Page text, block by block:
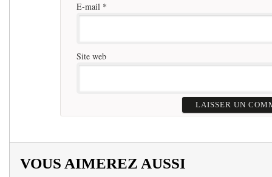
E-mail *
Site web
VOUS AIMEREZ AUSSI